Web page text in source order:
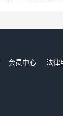
会员中心
法律